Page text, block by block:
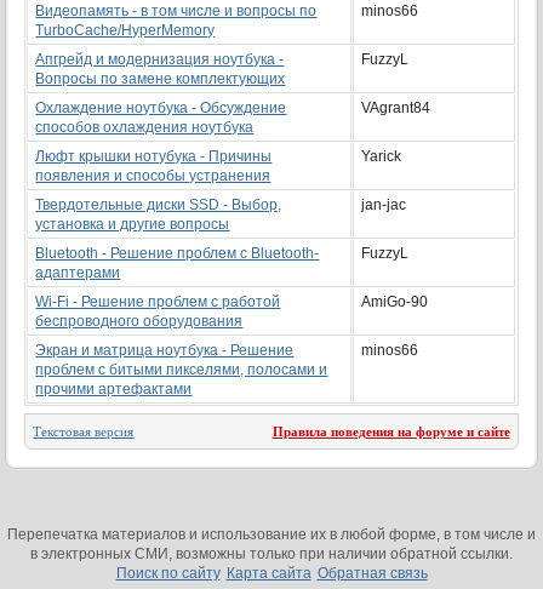
Видеопамять - в том числе и вопросы по
TurboCache/HyperMemory
minos66
Апгрейд и модернизация ноутбука -
Вопросы по замене комплектующих
FuzzyL
Охлаждение ноутбука - Обсуждение
способов охлаждения ноутбука
VAgrant84
Люфт крышки нотубука - Причины
появления и способы устранения
Yarick
Твердотельные диски SSD - Выбор,
установка и другие вопросы
jan-jac
Bluetooth - Решение проблем с Bluetooth-
адаптерами
FuzzyL
Wi-Fi - Решение проблем с работой
беспроводного оборудования
AmiGo-90
Экран и матрица ноутбука - Решение
проблем с битыми пикселями, полосами и
прочими артефактами
minos66
Текстовая версия Правила поведения на форуме и сайте
Перепечатка материалов и использование их в любой форме, в том числе и
в электронных СМИ, возможны только при наличии обратной ссылки.
Поиск по сайту Карта сайта Обратная связь